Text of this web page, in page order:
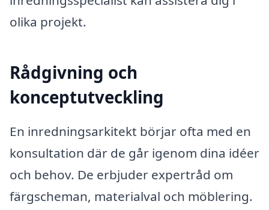
olika projekt.
Rådgivning och
konceptutveckling
En inredningsarkitekt börjar ofta med en
konsultation där de går igenom dina idéer
och behov. De erbjuder expertråd om
färgscheman, materialval och möblering.